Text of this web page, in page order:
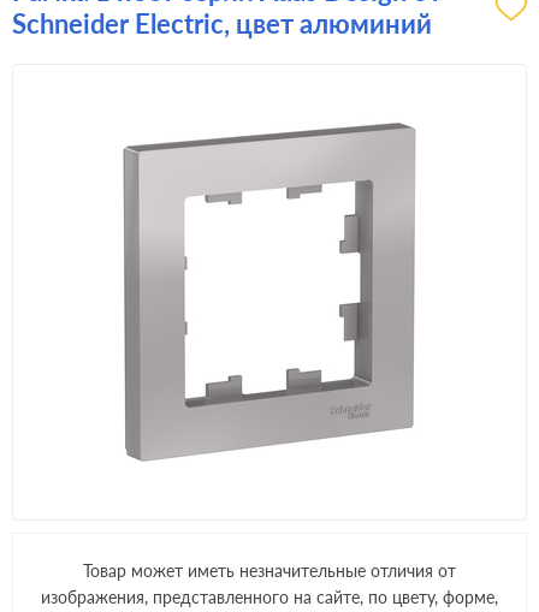
Schneider Electric, цвет алюминий
Товар может иметь незначительные отличия от
изображения, представленного на сайте, по цвету, форме,